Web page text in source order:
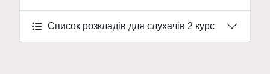
Список розкладів для слухачів 2 курс